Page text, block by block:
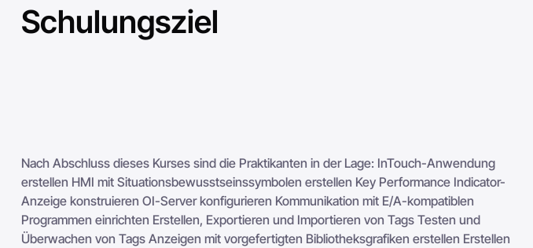
Schulungsziel
Nach Abschluss dieses Kurses sind die Praktikanten in der Lage: InTouch-Anwendung
erstellen HMI mit Situationsbewusstseinssymbolen erstellen Key Performance Indicator-
Anzeige konstruieren OI-Server konfigurieren Kommunikation mit E/A-kompatiblen
Programmen einrichten Erstellen, Exportieren und Importieren von Tags Testen und
Überwachen von Tags Anzeigen mit vorgefertigten Bibliotheksgrafiken erstellen Erstellen